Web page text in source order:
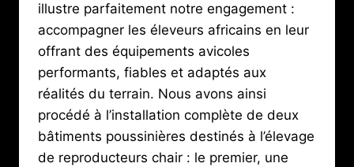
illustre parfaitement notre engagement :
accompagner les éleveurs africains en leur
offrant des équipements avicoles
performants, fiables et adaptés aux
réalités du terrain. Nous avons ainsi
procédé à l’installation complète de deux
bâtiments poussinières destinés à l’élevage
de reproducteurs chair : le premier, une